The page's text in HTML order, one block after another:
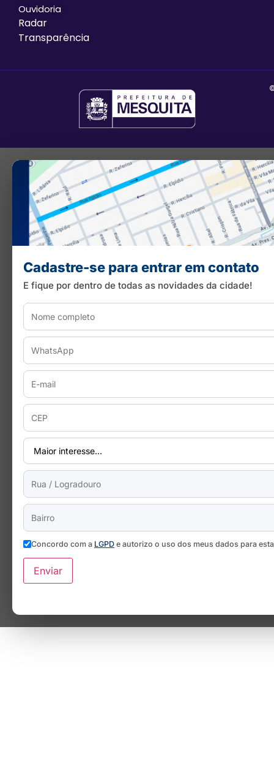
Ouvidoria
Radar
Transparência
Cadastre-se para entrar em contato
E fique por dentro de todas as novidades da cidade!
Concordo com a LGPD e autorizo o uso dos meus dados para
Enviar